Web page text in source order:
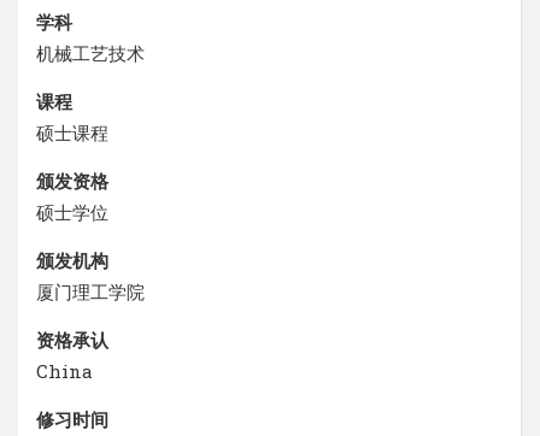
学科
机械工艺技术
课程
硕士课程
颁发资格
硕士学位
颁发机构
厦门理工学院
资格承认
China
修习时间